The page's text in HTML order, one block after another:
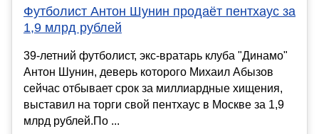
Футболист Антон Шунин продаёт пентхаус за
1,9 млрд рублей
39-летний футболист, экс-вратарь клуба "Динамо"
Антон Шунин, деверь которого Михаил Абызов
сейчас отбывает срок за миллиардные хищения,
выставил на торги свой пентхаус в Москве за 1,9
млрд рублей.По ...